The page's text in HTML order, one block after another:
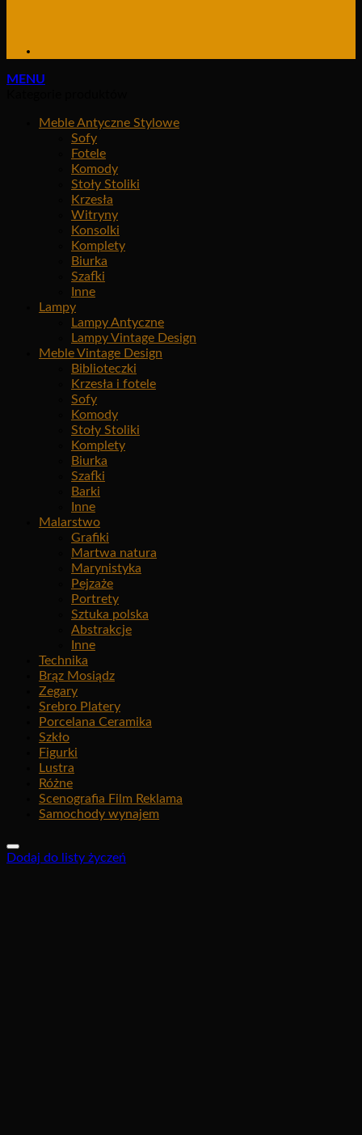
MENU
Meble Antyczne Stylowe
Sofy
Fotele
Komody
Stoły Stoliki
Krzesła
Witryny
Konsolki
Komplety
Biurka
Szafki
Inne
Lampy
Lampy Antyczne
Lampy Vintage Design
Meble Vintage Design
Biblioteczki
Krzesła i fotele
Sofy
Komody
Stoły Stoliki
Komplety
Biurka
Szafki
Barki
Inne
Malarstwo
Grafiki
Martwa natura
Marynistyka
Pejzaże
Portrety
Sztuka polska
Abstrakcje
Inne
Technika
Brąz Mosiądz
Zegary
Srebro Platery
Porcelana Ceramika
Szkło
Figurki
Lustra
Różne
Scenografia Film Reklama
Samochody wynajem
Dodaj do listy życzeń